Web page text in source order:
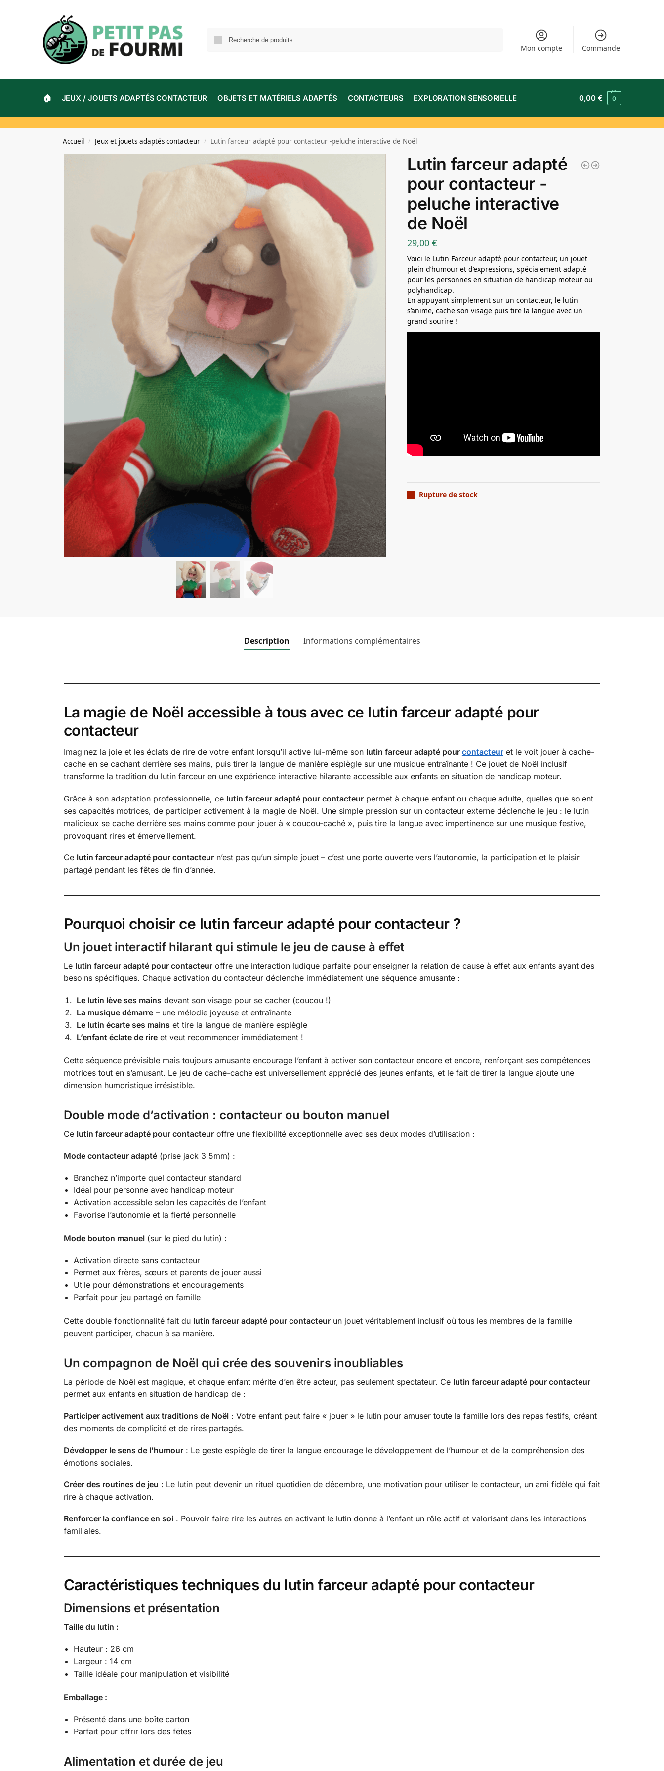
Mon compte Commande
🏠 JEUX / JOUETS ADAPTÉS CONTACTEUR OBJETS ET MATÉRIELS ADAPTÉS CONTACTEURS EXPLORATION SENSORIELLE 0,00€ 0
Accueil / Jeux et jouets adaptés contacteur / Lutin farceur adapté pour contacteur -peluche interactive de Noël
Lutin farceur adapté
pour contacteur -
peluche interactive
de Noël
29,00€
Voici le Lutin Farceur adapté pour contacteur, un jouet
plein d’humour et d’expressions, spécialement adapté
pour les personnes en situation de handicap moteur ou
polyhandicap.
En appuyant simplement sur un contacteur, le lutin
s’anime, cache son visage puis tire la langue avec un
grand sourire !
Rupture de stock
Description Informations complémentaires
La magie de Noël accessible à tous avec ce lutin farceur adapté pour
contacteur
Imaginez la joie et les éclats de rire de votre enfant lorsqu’il active lui-même son lutin farceur adapté pour contacteuret le voit jouer à cache-
cache en se cachant derrière ses mains, puis tirer la langue de manière espiègle sur une musique entraînante ! Ce jouet de Noël inclusif
transforme la tradition du lutin farceur en une expérience interactive hilarante accessible aux enfants en situation de handicap moteur.
Grâce à son adaptation professionnelle, ce lutin farceur adapté pour contacteurpermet à chaque enfant ou chaque adulte, quelles que soient
ses capacités motrices, de participer activement à la magie de Noël. Une simple pression sur un contacteur externe déclenche le jeu : le lutin
malicieux se cache derrière ses mains comme pour jouer à « coucou-caché », puis tire la langue avec impertinence sur une musique festive,
provoquant rires et émerveillement.
Ce lutin farceur adapté pour contacteurn’est pas qu’un simple jouet – c’est une porte ouverte vers l’autonomie, la participation et le plaisir
partagé pendant les fêtes de fin d’année.
Pourquoi choisir ce lutin farceur adapté pour contacteur ?
Un jouet interactif hilarant qui stimule le jeu de cause à effet
Le lutin farceur adapté pour contacteuroffre une interaction ludique parfaite pour enseigner la relation de cause à effet aux enfants ayant des
besoins spécifiques. Chaque activation du contacteur déclenche immédiatement une séquence amusante :
Le lutin lève ses mains devant son visage pour se cacher (coucou !)
La musique démarre– une mélodie joyeuse et entraînante
Le lutin écarte ses mains et tire la langue de manière espiègle
L’enfant éclate de rireet veut recommencer immédiatement !
Cette séquence prévisible mais toujours amusante encourage l’enfant à activer son contacteur encore et encore, renforçant ses compétences
motrices tout en s’amusant. Le jeu de cache-cache est universellement apprécié des jeunes enfants, et le fait de tirer la langue ajoute une
dimension humoristique irrésistible.
Double mode d’activation : contacteur ou bouton manuel
Ce lutin farceur adapté pour contacteuroffre une flexibilité exceptionnelle avec ses deux modes d’utilisation :
Mode contacteur adapté(prise jack 3,5mm) :
Branchez n’importe quel contacteur standard
Idéal pour personne avec handicap moteur
Activation accessible selon les capacités de l’enfant
Favorise l’autonomie et la fierté personnelle
Mode bouton manuel(sur le pied du lutin) :
Activation directe sans contacteur
Permet aux frères, sœurs et parents de jouer aussi
Utile pour démonstrations et encouragements
Parfait pour jeu partagé en famille
Cette double fonctionnalité fait du lutin farceur adapté pour contacteurun jouet véritablement inclusif où tous les membres de la famille
peuvent participer, chacun à sa manière.
Un compagnon de Noël qui crée des souvenirs inoubliables
La période de Noël est magique, et chaque enfant mérite d’en être acteur, pas seulement spectateur. Ce lutin farceur adapté pour contacteur
permet aux enfants en situation de handicap de :
Participer activement aux traditions de Noël: Votre enfant peut faire « jouer » le lutin pour amuser toute la famille lors des repas festifs, créant
des moments de complicité et de rires partagés.
Développer le sens de l’humour: Le geste espiègle de tirer la langue encourage le développement de l’humour et de la compréhension des
émotions sociales.
Créer des routines de jeu : Le lutin peut devenir un rituel quotidien de décembre, une motivation pour utiliser le contacteur, un ami fidèle qui fait
rire à chaque activation.
Renforcer la confiance en soi: Pouvoir faire rire les autres en activant le lutin donne à l’enfant un rôle actif et valorisant dans les interactions
familiales.
Caractéristiques techniques du lutin farceur adapté pour contacteur
Dimensions et présentation
Taille du lutin :
Hauteur : 26 cm
Largeur : 14 cm
Taille idéale pour manipulation et visibilité
Emballage :
Présenté dans une boîte carton
Parfait pour offrir lors des fêtes
Alimentation et durée de jeu